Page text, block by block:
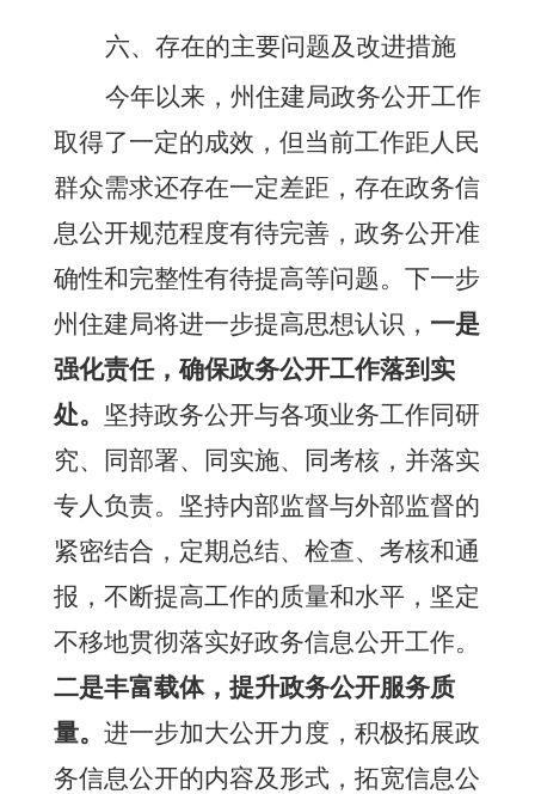
六、存在的主要问题及改进措施
今年以来， 州住建局政务公开工作
取得了一定的成效，但当前工作距人民
群众需求还存在一定差距 ， 存在政务信
息公开规范程度有待完善，政务公开准
确性和完整性有待提高等问题。 下一步
州住建局将进一步提高思想认识， 一是
强化责任，确保政务公开工作落到实
处。 坚持政务公开与各项业务工作同研
究、同部署、同实施、同考核，并落实
专人负责。坚持内部监督与外部监督的
紧密结合，定期总结、检查、考核和通
报，不断提高工作的质量和水平 ，坚定
不移地贯彻落实好政务信息公开工作。
二是丰富载体，提升政务公开服务质
量。 进一步加大公开力度， 积极拓展政
务信息公开的内容及形式，拓宽信息公